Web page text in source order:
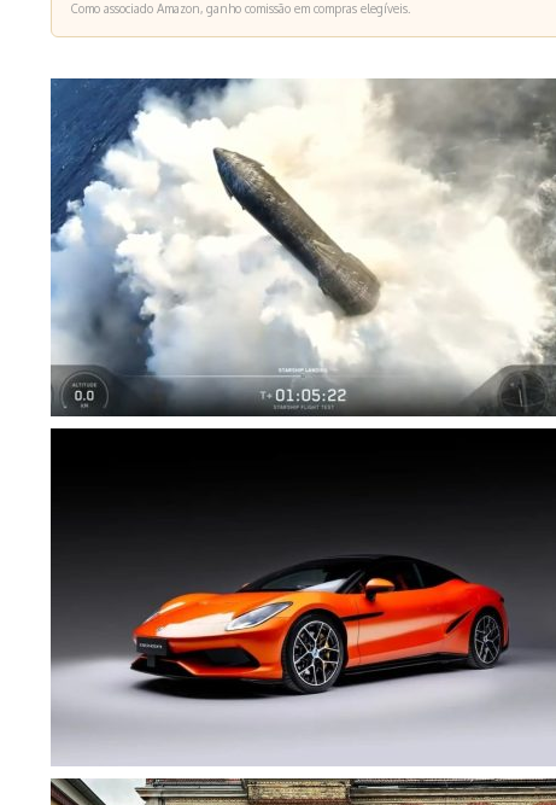
Como associado Amazon, ganho comissão em compras elegíveis.